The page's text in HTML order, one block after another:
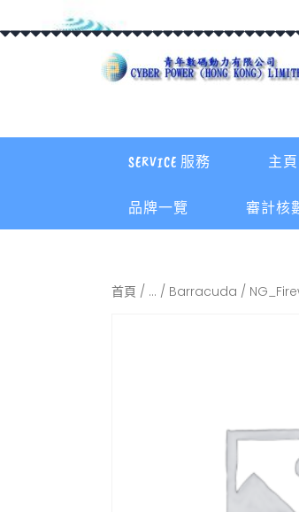
SERVICE 服務 主頁
品牌一覽 審計核
首頁 / ... / Barracuda /